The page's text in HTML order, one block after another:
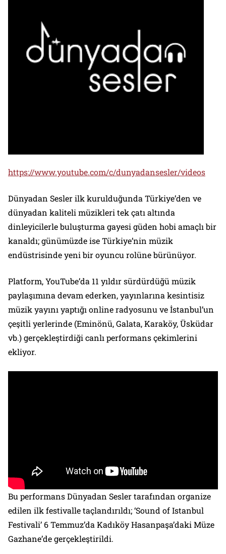
https://www.youtube.com/c/dunyadansesler/videos
Dünyadan Sesler ilk kurulduğunda Türkiye’den ve
dünyadan kaliteli müzikleri tek çatı altında
dinleyicilerle buluşturma gayesi güden hobi amaçlı bir
kanaldı; günümüzde ise Türkiye’nin müzik
endüstrisinde yeni bir oyuncu rolüne bürünüyor.
Platform, YouTube’da 11 yıldır sürdürdüğü müzik
paylaşımına devam ederken, yayınlarına kesintisiz
müzik yayını yaptığı online radyosunu ve İstanbul’un
çeşitli yerlerinde (Eminönü, Galata, Karaköy, Üsküdar
vb.) gerçekleştirdiği canlı performans çekimlerini
ekliyor.
Bu performans Dünyadan Sesler tarafından organize
edilen ilk festivalle taçlandırıldı; ‘Sound of Istanbul
Festivali’ 6 Temmuz’da Kadıköy Hasanpaşa’daki Müze
Gazhane’de gerçekleştirildi.